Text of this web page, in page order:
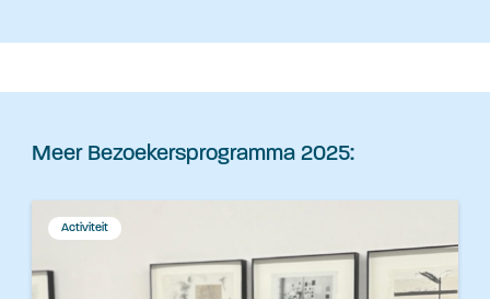
Meer Bezoekersprogramma 2025:
Activiteit